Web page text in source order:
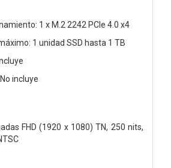
1 x M.2 2242 PCIe 4.0 x4
1 unidad SSD hasta 1 TB
incluye
FHD (1920 x 1080) TN, 250 nits,